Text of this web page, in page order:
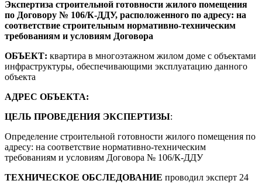
Экспертиза строительной готовности жилого помещения
по Договору № 106/К-ДДУ, расположенного по адресу: на
соответствие строительным нормативно-техническим
требованиям и условиям Договора
ОБЪЕКТ: квартира в многоэтажном жилом доме с объектами
инфраструктуры, обеспечивающими эксплуатацию данного
объекта
АДРЕС ОБЪЕКТА:
ЦЕЛЬ ПРОВЕДЕНИЯ ЭКСПЕРТИЗЫ:
Определение строительной готовности жилого помещения по
адресу: на соответствие нормативно-техническим
требованиям и условиям Договора № 106/К-ДДУ
ТЕХНИЧЕСКОЕ ОБСЛЕДОВАНИЕ проводил эксперт 24